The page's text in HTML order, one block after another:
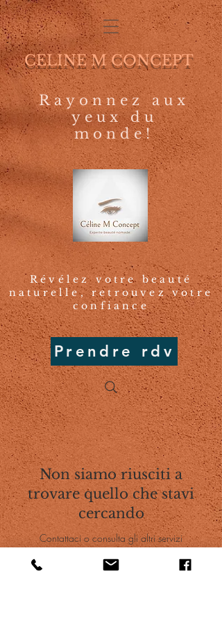
Rayonnez aux
yeux du
monde!
CELINE M CONCEPT
Révélez votre beauté
naturelle, retrouvez votre
confiance
Prendre rdv
Non siamo riusciti a
trovare quello che stavi
cercando
Contattaci o consulta gli altri servizi